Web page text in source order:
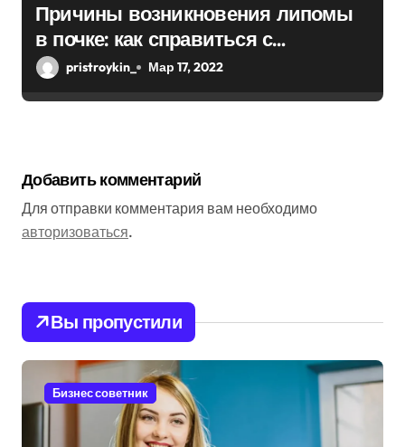
Причины возникновения липомы
в почке: как справиться с
болезнью
pristroykin_ Мар 17, 2022
Добавить комментарий
Для отправки комментария вам необходимо
авторизоваться.
Вы пропустили
Бизнес советник